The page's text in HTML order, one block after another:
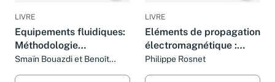
LIVRE
Equipements fluidiques:
Méthodologie
d'évaluation du SIL
Smaïn Bouazdi et Benoît
LIVRE
Eléments de propagation
électromagnétique :
Physique fondamentale
Philippe Rosnet